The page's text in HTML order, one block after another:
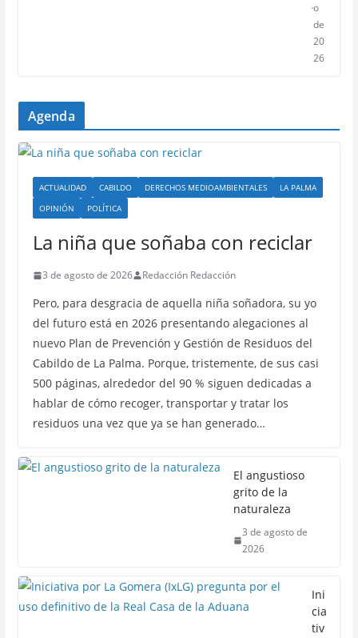
o
de
20
26
Agenda
ACTUALIDAD CABILDO DERECHOS MEDIOAMBIENTALES
LA PALMA
OPINIÓN
POLÍTICA
La niña que soñaba con reciclar
3 de agosto de 2026 Redacción Redacción
Pero, para desgracia de aquella niña soñadora, su yo
del futuro está en 2026 presentando alegaciones al
nuevo Plan de Prevención y Gestión de Residuos del
Cabildo de La Palma. Porque, tristemente, de sus casi
500 páginas, alrededor del 90 % siguen dedicadas a
hablar de cómo recoger, transportar y tratar los
residuos una vez que ya se han generado…
El angustioso
grito de la
naturaleza
3 de agosto de
2026
Ini
cia
tiv